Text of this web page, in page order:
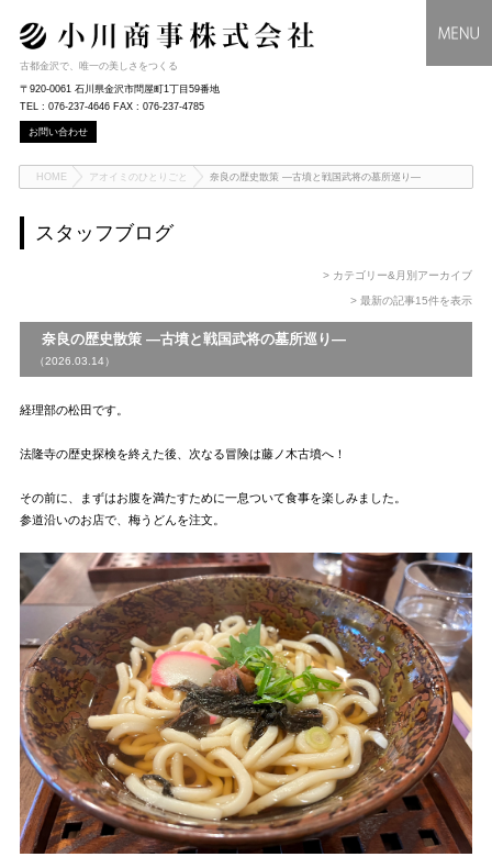
古都金沢で、唯一の美しさをつくる
〒920-0061 石川県金沢市問屋町1丁目59番地
TEL : 076-237-4646 FAX : 076-237-4785
お問い合わせ
HOME アオイミのひとりごと 奈良の歴史散策 ―古墳と戦国武将の墓所巡り―
スタッフブログ
> カテゴリー&月別アーカイブ
> 最新の記事15件を表示
奈良の歴史散策 ―古墳と戦国武将の墓所巡り―
（2026.03.14）
経理部の松田です。
法隆寺の歴史探検を終えた後、次なる冒険は藤ノ木古墳へ！
その前に、まずはお腹を満たすために一息ついて食事を楽しみました。
参道沿いのお店で、梅うどんを注文。